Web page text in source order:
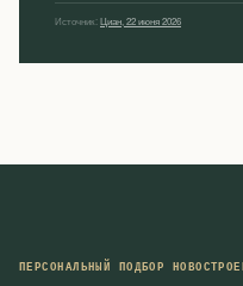
Источник:Циан, 22 июня 2026
ПЕРСОНАЛЬНЫЙ ПОДБОР